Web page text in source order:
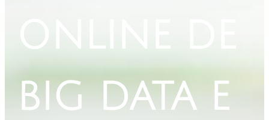
ONLINE DE
BIG DATA E